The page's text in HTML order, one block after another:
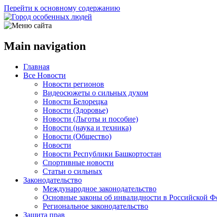
Перейти к основному содержанию
Main navigation
Главная
Все Новости
Новости регионов
Видеосюжеты о сильных духом
Новости Белорецка
Новости (Здоровье)
Новости (Льготы и пособие)
Новости (наука и техника)
Новости (Общество)
Новости
Новости Республики Башкортостан
Спортивные новости
Статьи о сильных
Законодательство
Международное законодательство
Основные законы об инвалидности в Российской
Региональное законодательство
Защита прав